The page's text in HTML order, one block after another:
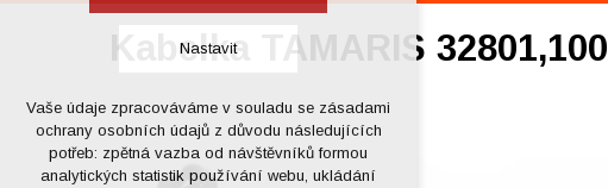
Kabelka TAMARIS 32801,100
Nastavit
Technická cookies
nutná pro provozování webu
udržení kontextu stránek (session):
Vaše údaje zpracováváme v souladu se zásadami
ochrany osobních údajů z důvodu následujících
potřeb: zpětná vazba od návštěvníků formou
analytických statistik používání webu, ukládání